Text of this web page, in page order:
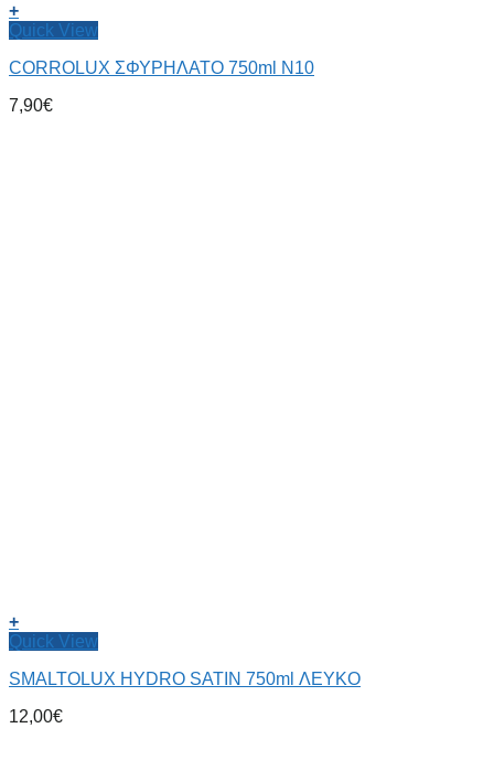
+
Quick View
CORROLUX ΣΦΥΡΗΛΑΤΟ 750ml Ν10
7,90€
+
Quick View
SMALTOLUX HYDRO SATIN 750ml ΛΕΥΚΟ
12,00€